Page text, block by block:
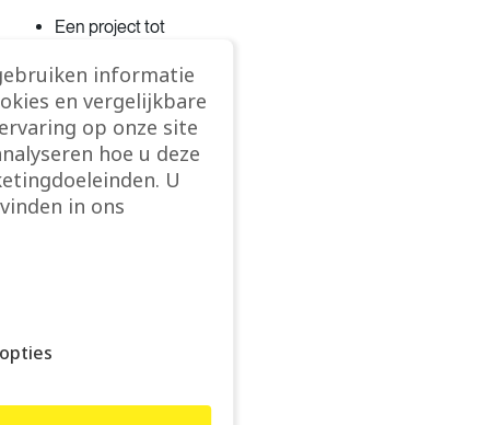
Een project tot
met mogelijkheid tot
verlenging
Je komt terecht in een
relevante projectrol
binnen een stabiele en
na een succesvolle go-
informatie
en vergelijkbare
op onze site
hoe u deze
U
in ons